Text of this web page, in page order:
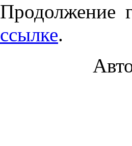
Продолжение
ссылке.